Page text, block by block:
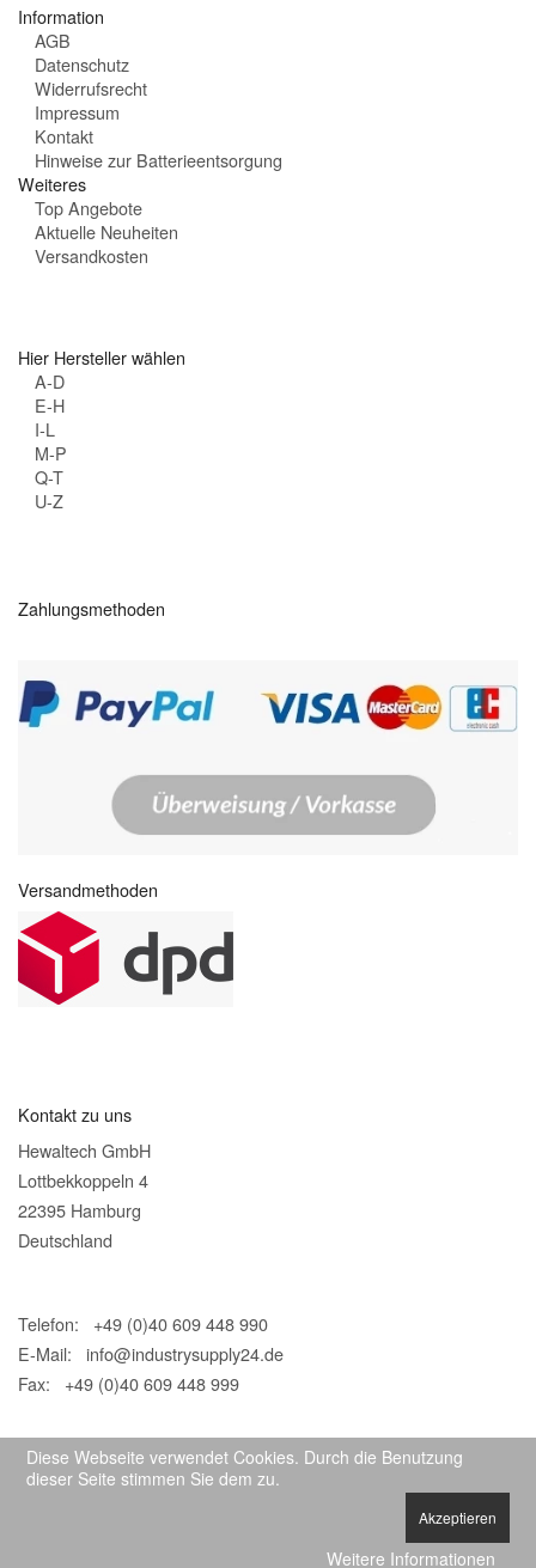
Information
AGB
Datenschutz
Widerrufsrecht
Impressum
Kontakt
Hinweise zur Batterieentsorgung
Weiteres
Top Angebote
Aktuelle Neuheiten
Versandkosten
Hier Hersteller wählen
A-D
E-H
I-L
M-P
Q-T
U-Z
Zahlungsmethoden
Versandmethoden
Kontakt zu uns
Hewaltech GmbH
Lottbekkoppeln 4
22395 Hamburg
Deutschland
Telefon: +49 (0)40 609 448 990
E-Mail: info@industrysupply24.de
Fax: +49 (0)40 609 448 999
Diese Webseite verwendet Cookies. Durch die Benutzung
dieser Seite stimmen Sie dem zu.
Akzeptieren
Weitere Informationen